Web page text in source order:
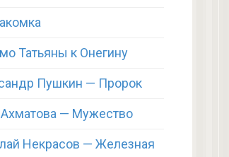
Татьяны к Онегину
Пушкин — Пророк
— Мужество
Некрасов — Железная